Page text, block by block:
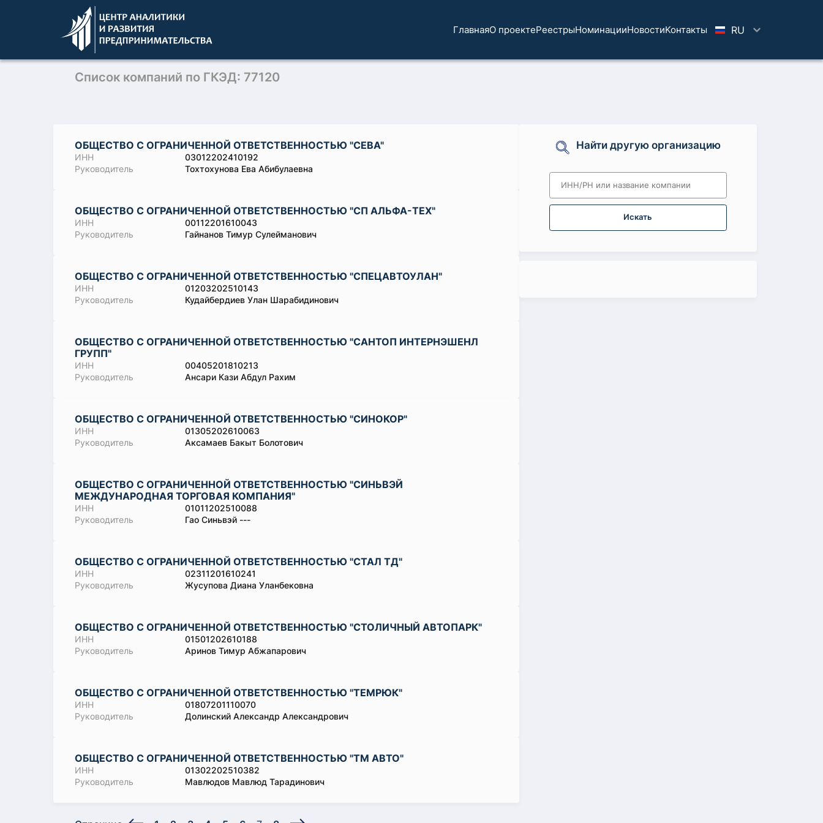
ГлавнаяО проектеРеестрыНоминацииНовостиKoнтaкты RU
Список компаний по ГКЭД: 77120
ОБЩЕСТВО С ОГРАНИЧЕННОЙ ОТВЕТСТВЕННОСТЬЮ "СЕВА"
ИНН
03012202410192
Руководитель
Тохтохунова Ева Абибулаевна
ОБЩЕСТВО С ОГРАНИЧЕННОЙ ОТВЕТСТВЕННОСТЬЮ "СП АЛЬФА-ТЕХ"
ИНН
00112201610043
Руководитель
Гайнанов Тимур Сулейманович
ОБЩЕСТВО С ОГРАНИЧЕННОЙ ОТВЕТСТВЕННОСТЬЮ "СПЕЦАВТОУЛАН"
ИНН
01203202510143
Руководитель
Кудайбердиев Улан Шарабидинович
ОБЩЕСТВО С ОГРАНИЧЕННОЙ ОТВЕТСТВЕННОСТЬЮ "САНТОП ИНТЕРНЭШЕНЛ
ГРУПП"
ИНН
00405201810213
Руководитель
Ансари Кази Абдул Рахим
ОБЩЕСТВО С ОГРАНИЧЕННОЙ ОТВЕТСТВЕННОСТЬЮ "СИНОКОР"
ИНН
01305202610063
Руководитель
Аксамаев Бакыт Болотович
ОБЩЕСТВО С ОГРАНИЧЕННОЙ ОТВЕТСТВЕННОСТЬЮ "СИНЬВЭЙ
МЕЖДУНАРОДНАЯ ТОРГОВАЯ КОМПАНИЯ"
ИНН
01011202510088
Руководитель
Гао Синьвэй ---
ОБЩЕСТВО С ОГРАНИЧЕННОЙ ОТВЕТСТВЕННОСТЬЮ "СТАЛ ТД"
ИНН
02311201610241
Руководитель
Жусупова Диана Уланбековна
ОБЩЕСТВО С ОГРАНИЧЕННОЙ ОТВЕТСТВЕННОСТЬЮ "СТОЛИЧНЫЙ АВТОПАРК"
ИНН
01501202610188
Руководитель
Аринов Тимур Абжапарович
ОБЩЕСТВО С ОГРАНИЧЕННОЙ ОТВЕТСТВЕННОСТЬЮ "ТЕМРЮК"
ИНН
01807201110070
Руководитель
Долинский Александр Александрович
ОБЩЕСТВО С ОГРАНИЧЕННОЙ ОТВЕТСТВЕННОСТЬЮ "ТМ АВТО"
ИНН
01302202510382
Руководитель
Мавлюдов Мавлюд Тарадинович
Найти другую организацию
Искать